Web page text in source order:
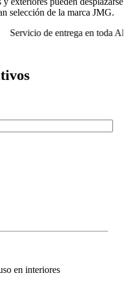
selección de la marca JMG.
de entrega en toda
en interiores